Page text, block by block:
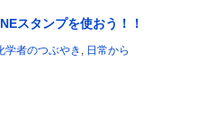
スタンプを使おう！！
学者のつぶやき , 日常から